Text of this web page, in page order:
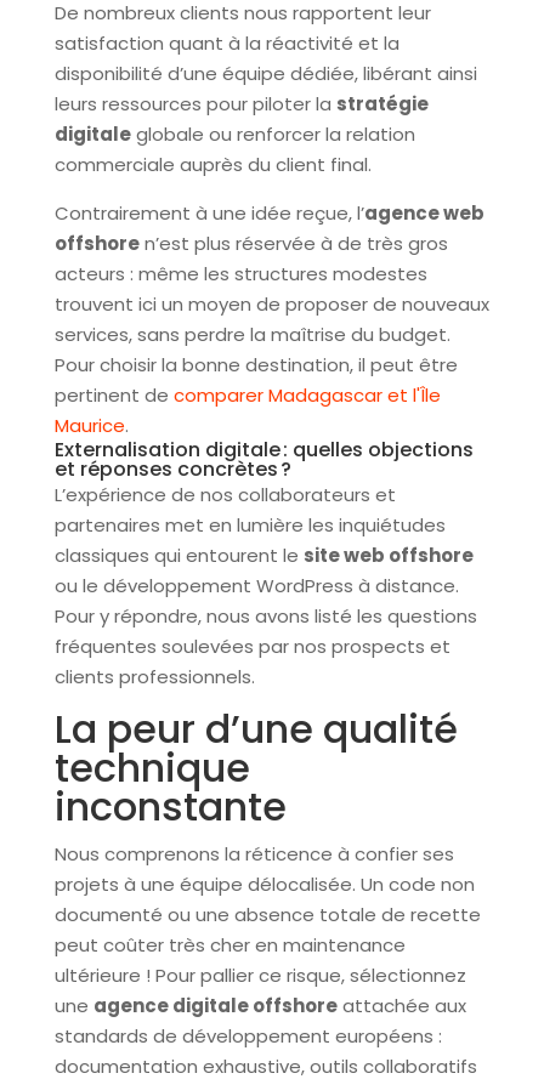
De nombreux clients nous rapportent leur
satisfaction quant à la réactivité et la
disponibilité d’une équipe dédiée, libérant ainsi
leurs ressources pour piloter la stratégie
digitaleglobale ou renforcer la relation
commerciale auprès du client final.
Contrairement à une idée reçue, l’agence web
offshoren’est plus réservée à de très gros
acteurs : même les structures modestes
trouvent ici un moyen de proposer de nouveaux
services, sans perdre la maîtrise du budget.
Pour choisir la bonne destination, il peut être
pertinent de comparer Madagascar et l'Île
Maurice.
Externalisation digitale : quelles objections
et réponses concrètes ?
L’expérience de nos collaborateurs et
partenaires met en lumière les inquiétudes
classiques qui entourent le site web offshore
ou le développement WordPress à distance.
Pour y répondre, nous avons listé les questions
fréquentes soulevées par nos prospects et
clients professionnels.
La peur d’une qualité
technique
inconstante
Nous comprenons la réticence à confier ses
projets à une équipe délocalisée. Un code non
documenté ou une absence totale de recette
peut coûter très cher en maintenance
ultérieure ! Pour pallier ce risque, sélectionnez
une agence digitale offshoreattachée aux
standards de développement européens :
documentation exhaustive, outils collaboratifs